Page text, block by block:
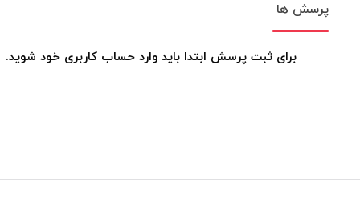
پرسش ها
برای ثبت پرسش ابتدا باید وارد حساب کاربری خود شوید.